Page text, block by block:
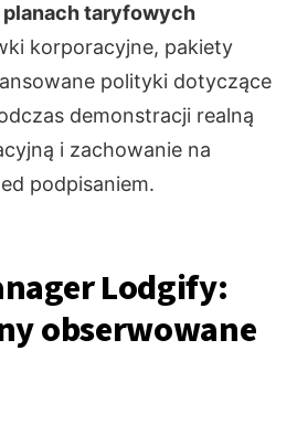
taryfowych
korporacyjne, pakiety
polityki dotyczące
demonstracji realną
i zachowanie na
podpisaniem.
Lodgify:
obserwowane